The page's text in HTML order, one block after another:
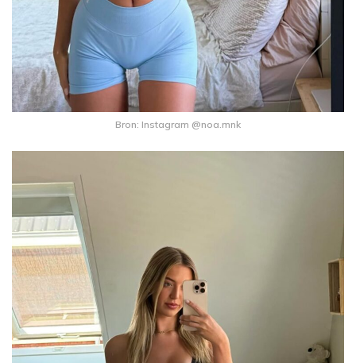
Bron: Instagram @noa.mnk